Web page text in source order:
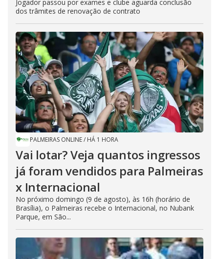
Jogador passou por exames e clube aguarda conclusão
dos trâmites de renovação de contrato
PALMEIRAS ONLINE/ HÁ 1 HORA
Vai lotar? Veja quantos ingressos
já foram vendidos para Palmeiras
x Internacional
No próximo domingo (9 de agosto), às 16h (horário de
Brasília), o Palmeiras recebe o Internacional, no Nubank
Parque, em São...